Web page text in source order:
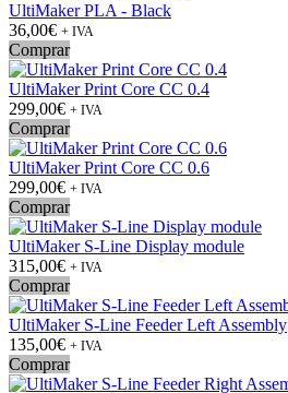
UltiMaker PLA - Black
36,00€ + IVA
Comprar
UltiMaker Print Core CC 0.4
299,00€ + IVA
Comprar
UltiMaker Print Core CC 0.6
299,00€ + IVA
Comprar
UltiMaker S-Line Display module
315,00€ + IVA
Comprar
UltiMaker S-Line Feeder Left Assembly
135,00€ + IVA
Comprar